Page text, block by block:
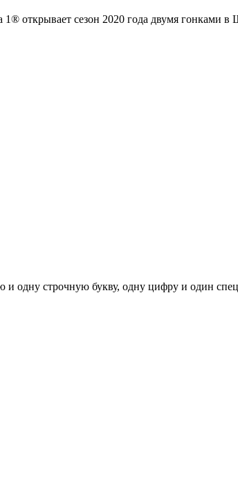
открывает сезон 2020 года двумя гонками
и одну строчную букву, одну цифру и один